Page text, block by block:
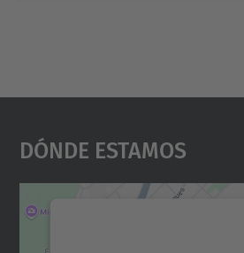
Dónde Estamos